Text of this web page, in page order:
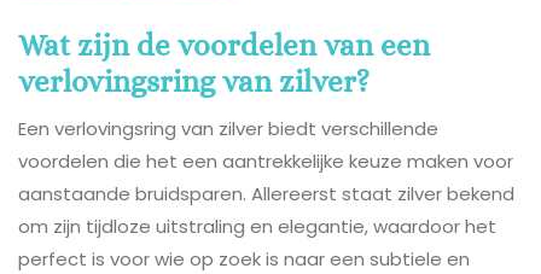
Wat zijn de voordelen van een
verlovingsring van zilver?
Een verlovingsring van zilver biedt verschillende
voordelen die het een aantrekkelijke keuze maken voor
aanstaande bruidsparen. Allereerst staat zilver bekend
om zijn tijdloze uitstraling en elegantie, waardoor het
perfect is voor wie op zoek is naar een subtiele en